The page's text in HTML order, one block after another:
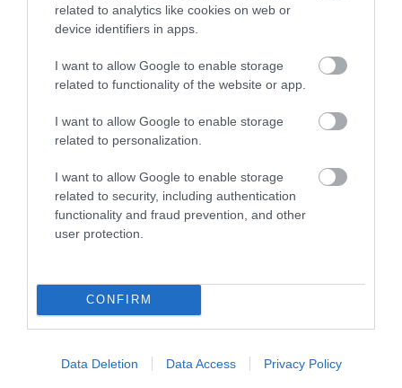
related to analytics like cookies on web or
device identifiers in apps.
I want to allow Google to enable storage
related to functionality of the website or app.
I want to allow Google to enable storage
related to personalization.
I want to allow Google to enable storage
related to security, including authentication
functionality and fraud prevention, and other
user protection.
CONFIRM
Data Deletion Data Access Privacy Policy
Recenzja Nuki Smart Lock 3.0 Pro. Czy
drzwi?
9
26 CZERWCA 2022